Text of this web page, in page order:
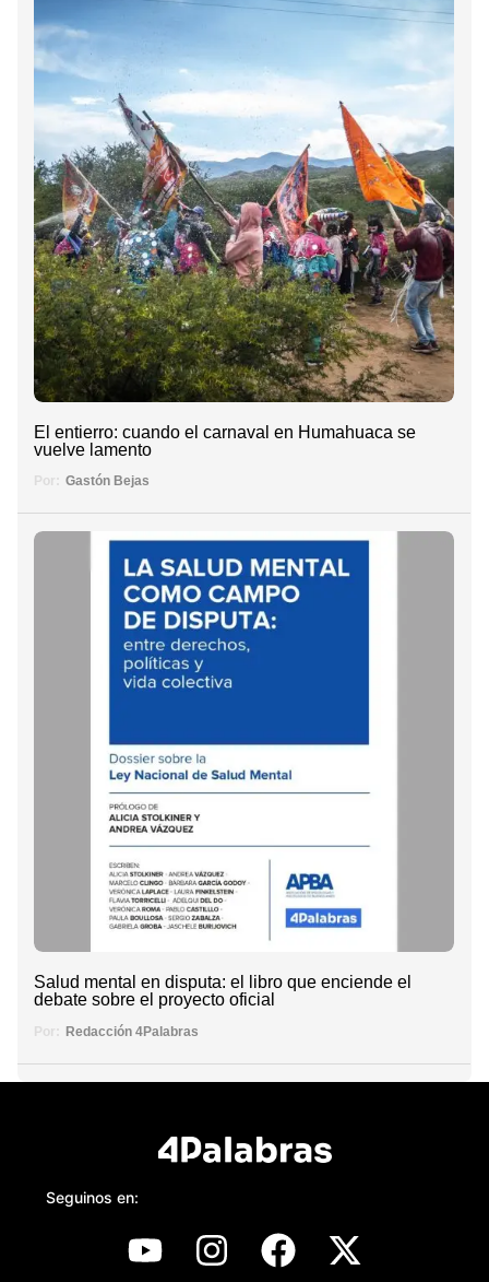
El entierro: cuando el carnaval en Humahuaca se
vuelve lamento
Por: Gastón Bejas
Salud mental en disputa: el libro que enciende el
debate sobre el proyecto oficial
Por: Redacción 4Palabras
Seguinos en: